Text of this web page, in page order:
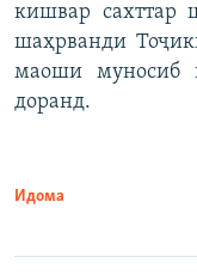
кишвар сахттар
шаҳрванди
маоши муносиб
доранд.
Идома